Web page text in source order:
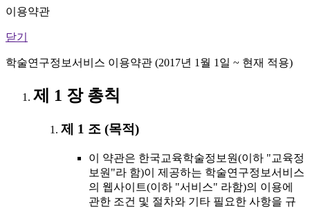
이용약관
닫기
학술연구정보서비스 이용약관 (2017년 1월 1일 ~ 현재 적용)
제 1 장 총칙
제 1 조 (목적)
이 약관은 한국교육학술정보원(이하 "교육정
보원"라 함)이 제공하는 학술연구정보서비스
의 웹사이트(이하 "서비스" 라함)의 이용에
관한 조건 및 절차와 기타 필요한 사항을 규